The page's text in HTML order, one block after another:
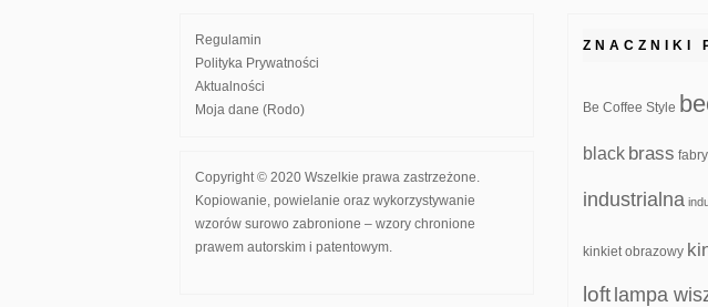
Regulamin
Polityka Prywatności
Aktualności
Moja dane (Rodo)
Copyright © 2020 Wszelkie prawa zastrzeżone.
Kopiowanie, powielanie oraz wykorzystywanie
wzorów surowo zabronione – wzory chronione
prawem autorskim i patentowym.
ZNACZNIKI
Be Coffee Style
black brass
industrialna
kinkiet obrazowy
loft lampa